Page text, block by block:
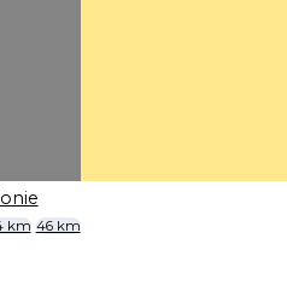
km 46 km